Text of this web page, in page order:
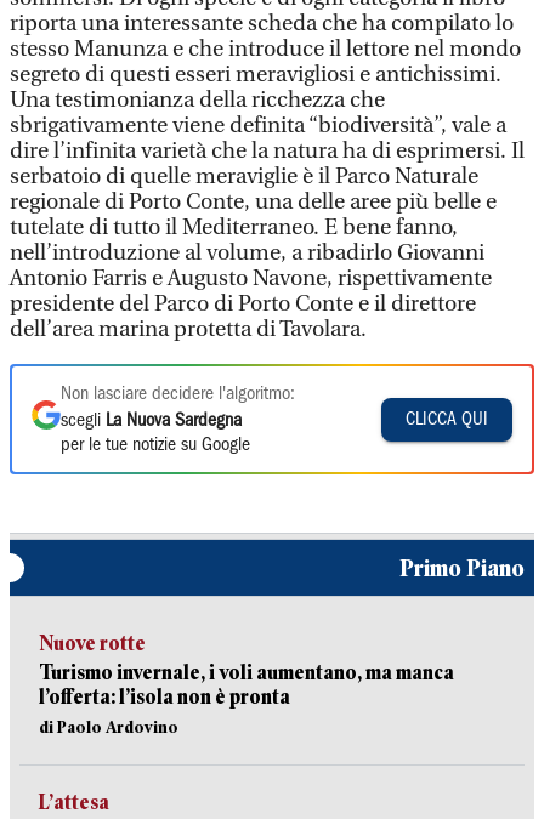
riporta una interessante scheda che ha compilato lo
stesso Manunza e che introduce il lettore nel mondo
segreto di questi esseri meravigliosi e antichissimi.
Una testimonianza della ricchezza che
sbrigativamente viene definita “biodiversità”, vale a
dire l’infinita varietà che la natura ha di esprimersi. Il
serbatoio di quelle meraviglie è il Parco Naturale
regionale di Porto Conte, una delle aree più belle e
tutelate di tutto il Mediterraneo. E bene fanno,
nell’introduzione al volume, a ribadirlo Giovanni
Antonio Farris e Augusto Navone, rispettivamente
presidente del Parco di Porto Conte e il direttore
dell’area marina protetta di Tavolara.
Non lasciare decidere l'algoritmo:
scegli La Nuova Sardegna
per le tue notizie su Google
CLICCA QUI
Primo Piano
Nuove rotte
Turismo invernale, i voli aumentano, ma manca
l’offerta: l’isola non è pronta
di Paolo Ardovino
L’attesa